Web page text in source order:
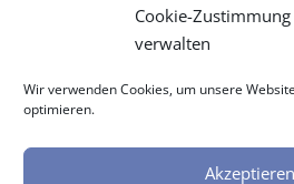
Cookie-Zustimmung
verwalten
Wir verwenden Cookies, um unsere
optimieren.
Akzeptieren
ingelheim.de
Rechnungen:
ingelheim.de